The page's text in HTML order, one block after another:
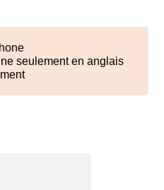
seulement en anglais